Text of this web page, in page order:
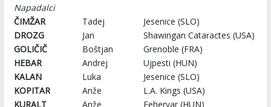
Napadalci
ČIMŽAR
Tadej
Jesenice (SLO)
DROZG
Jan
Shawingan Cataractes (USA)
GOLIČIČ
Boštjan
Grenoble (FRA)
HEBAR
Andrej
Ujpesti (HUN)
KALAN
Luka
Jesenice (SLO)
KOPITAR
Anže
L.A. Kings (USA)
KURALT
Anže
Fehervar (HUN)